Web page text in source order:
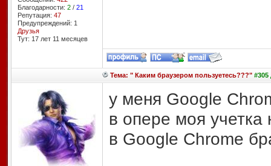
Благодарности: 2/ 21
Репутация: 47
Предупреждений: 1
Друзья
Тут: 17 лет 11 месяцев
Тема: " Каким браузером пользуетесь???"#305
у меня Google
в опере моя учетка
в Google Chrome